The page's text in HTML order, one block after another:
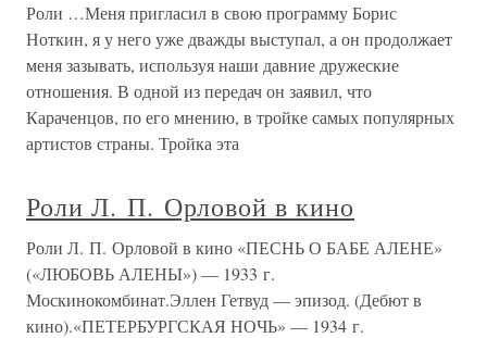
Роли …Меня пригласил в свою программу Борис
Ноткин, я у него уже дважды выступал, а он продолжает
меня зазывать, используя наши давние дружеские
отношения. В одной из передач он заявил, что
Караченцов, по его мнению, в тройке самых популярных
артистов страны. Тройка эта
Роли Л. П. Орловой в кино
Роли Л. П. Орловой в кино «ПЕСНЬ О БАБЕ АЛЕНЕ»
(«ЛЮБОВЬ АЛЕНЫ») — 1933 г.
Москинокомбинат.Эллен Гетвуд — эпизод. (Дебют в
кино).«ПЕТЕРБУРГСКАЯ НОЧЬ» — 1934 г.